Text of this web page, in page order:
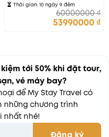
Thời gian: 10 ngày 9 đêm
60000000₫
53990000 ₫
tới 50% khi đặt tour,
vé máy bay?
để My Stay Travel có
những chương trình
nhất nhé!